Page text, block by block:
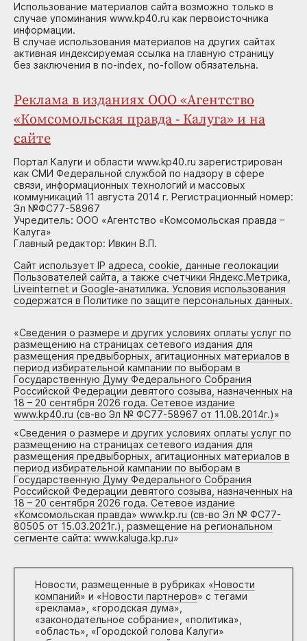
Использование материалов сайта возможно только в
случае упоминания www.kp40.ru как первоисточника
информации.
В случае использования материалов на других сайтах
активная индексируемая ссылка на главную страницу
без заключения в no-index, no-follow обязательна.
Реклама в изданиях ООО «Агентство
«Комсомольская правда - Калуга» и на
сайте
Портал Калуги и области www.kp40.ru зарегистрирован
как СМИ Федеральной службой по надзору в сфере
связи, информационных технологий и массовых
коммуникаций 11 августа 2014 г. Регистрационный номер:
Эл №ФС77-58967
Учредитель: ООО «Агентство «Комсомольская правда –
Калуга»
Главный редактор: Ивкин В.П.
Сайт использует IP адреса, cookie, данные геолокации
Пользователей сайта, а также счетчики Яндекс.Метрика,
Liveinternet и Google-анатилика. Условия использования
содержатся в Политике по защите персональных данных.
«Сведения о размере и других условиях оплаты услуг по
размещению на страницах сетевого издания для
размещения предвыборных, агитационных материалов в
период избирательной кампании по выборам в
Государственную Думу Федерального Собрания
Российской Федерации девятого созыва, назначенных на
18 – 20 сентября 2026 года. Сетевое издание
www.kp40.ru (св-во Эл № ФС77-58967 от 11.08.2014г.)»
«Сведения о размере и других условиях оплаты услуг по
размещению на страницах сетевого издания для
размещения предвыборных, агитационных материалов в
период избирательной кампании по выборам в
Государственную Думу Федерального Собрания
Российской Федерации девятого созыва, назначенных на
18 – 20 сентября 2026 года. Сетевое издание
«Комсомольская правда» www.kp.ru (св-во Эл № ФС77-
80505 от 15.03.2021г.), размещение на региональном
сегменте сайта: www.kaluga.kp.ru»
Новости, размещенные в рубриках «Новости
компаний» и «Новости партнеров» с тегами
«реклама», «городская дума»,
«законодательное собрание», «политика»,
«область», «Городской голова Калуги»